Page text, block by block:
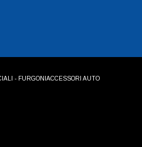
- FURGONI ACCESSORI AUTO